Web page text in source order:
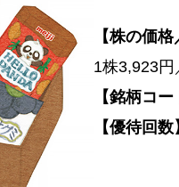
【株の価
1株3,923
【銘柄コー
【優待回数